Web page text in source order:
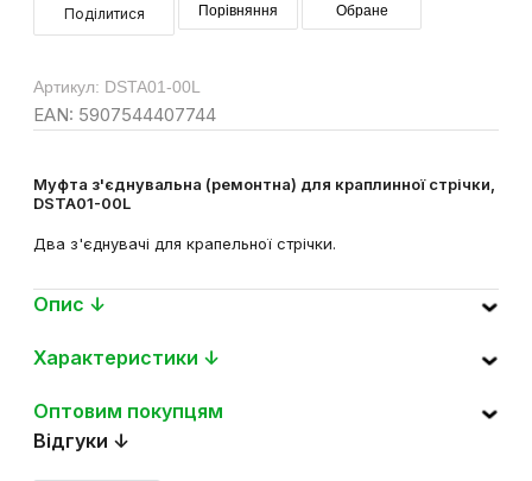
Поділитися Порівняння Обране
Артикул: DSTA01-00L
EAN: 5907544407744
Муфта з'єднувальна (ремонтна) для краплинної стрічки,
DSTA01-00L
Два з'єднувачі для крапельної стрічки.
Опис ↓
Характеристики ↓
Оптовим покупцям
Відгуки ↓